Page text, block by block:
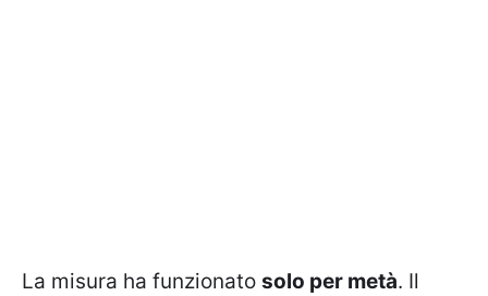
La misura ha funzionato solo per metà. Il